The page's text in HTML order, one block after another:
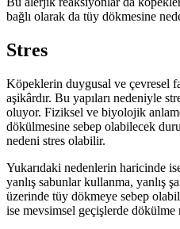
bağlı olarak da tüy dökmesine
Stres
Köpeklerin duygusal ve çevresel
aşikârdır. Bu yapıları nedeniyle
oluyor. Fiziksel ve biyolojik
dökülmesine sebep olabilecek
nedeni stres olabilir.
Yukarıdaki nedenlerin haricinde
yanlış sabunlar kullanma, yanlış
üzerinde tüy dökmeye sebep
ise mevsimsel geçişlerde